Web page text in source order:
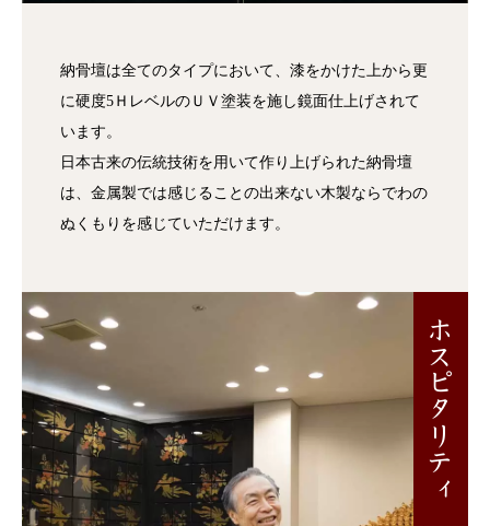
納骨壇は全てのタイプにおいて、漆をかけた上から更
に硬度5ＨレベルのＵＶ塗装を施し鏡面仕上げされて
います。
日本古来の伝統技術を用いて作り上げられた納骨壇
は、金属製では感じることの出来ない木製ならでわの
ぬくもりを感じていただけます。
ホスピタリティ